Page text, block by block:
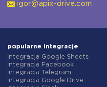
igor@apix-drive.com
popularne integracje
Integracja Google Sheets
Integracja Facebook
Integracja Telegram
Integracja Google Drive